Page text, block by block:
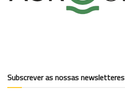
Subscrever as nossas newsletteres